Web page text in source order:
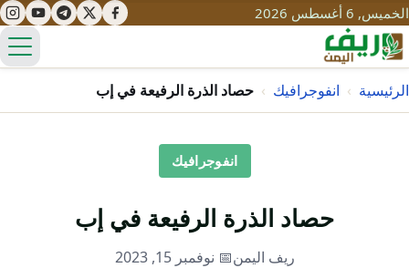
الخميس, 6 أغسطس 2026
الرئيسية › انفوجرافيك › حصاد الذرة الرفيعة في إب
انفوجرافيك
حصاد الذرة الرفيعة في إب
ريف اليمن📅 نوفمبر 15, 2023